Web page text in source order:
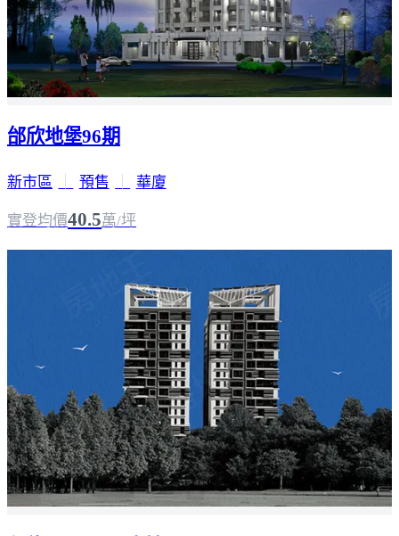
邰欣地堡96期
新市區 預售 華廈
實登均價40.5萬/坪